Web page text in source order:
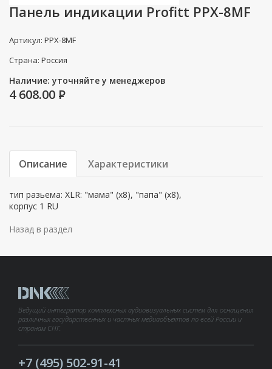
Панель индикации Profitt PPX-8МF
Артикул: PPX-8МF
Страна: Россия
Наличие: уточняйте у менеджеров
4 608.00 P
Описание Характеристики
тип разьема: XLR: "мама" (х8), "папа" (х8),
корпус 1 RU
Назад в раздел
Ведущий интегратор комплексных аудиовизуальных систем для оснащения
различных государственных и частных медиаобъектов по всей России и
странам СНГ.
+7 (495) 502-91-41